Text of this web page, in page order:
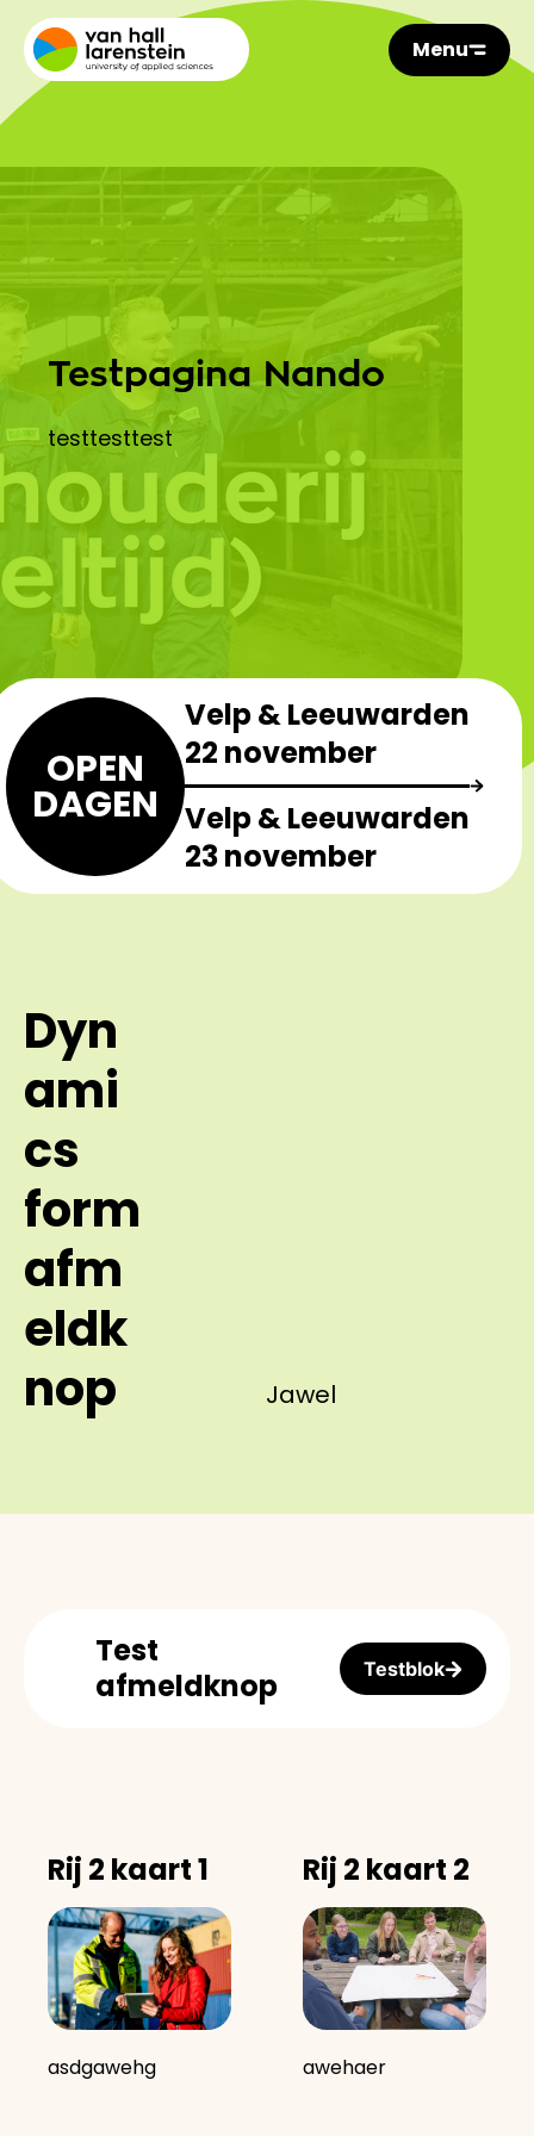
Menu
Testpagina Nando
testtesttest
OPEN
DAGEN
Velp & Leeuwarden
22 november
Velp & Leeuwarden
23 november
Dyn
ami
cs
form
afm
eldk
nop
Jawel
Test
afmeldknop
Testblok
Rij 2 kaart 1
asdgawehg
Rij 2 kaart 2
awehaer